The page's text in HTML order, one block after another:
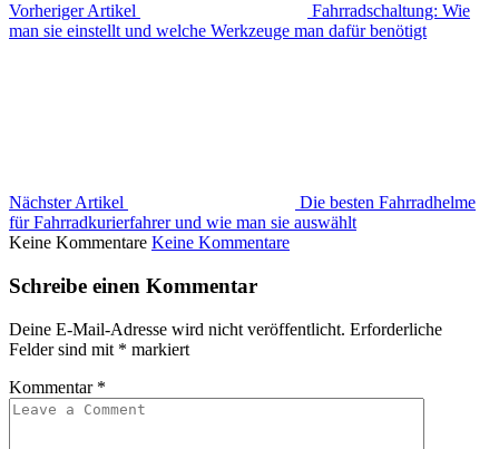
Vorheriger Artikel
Fahrradschaltung: Wie
man sie einstellt und welche Werkzeuge man dafür benötigt
Nächster Artikel
Die besten Fahrradhelme
für Fahrradkurierfahrer und wie man sie auswählt
Keine Kommentare Keine Kommentare
Schreibe einen Kommentar
Deine E-Mail-Adresse wird nicht veröffentlicht. Erforderliche
Felder sind mit * markiert
Kommentar *